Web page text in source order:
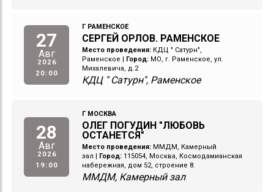
27
Авг
2026
20:00
Г РАМЕНСКОЕ
СЕРГЕЙ ОРЛОВ. РАМЕНСКОЕ
Место проведения: КДЦ " Сатурн",
Раменское
Город: МО, г. Раменское, ул.
Михалевича, д.2
КДЦ " Сатурн", Раменское
28
Авг
2026
19:00
Г МОСКВА
ОЛЕГ ПОГУДИН "ЛЮБОВЬ
ОСТАНЕТСЯ"
Место проведения: ММДМ, Камерный
зал
Город: 115054, Москва, Космодамианская
набережная, дом 52, строение 8.
ММДМ, Камерный зал